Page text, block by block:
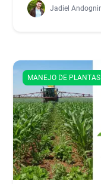
Jadiel
MANEJO DE